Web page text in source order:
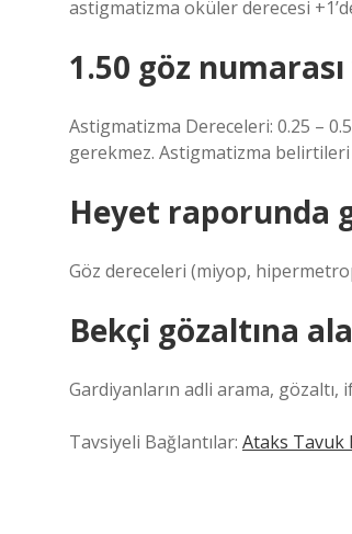
astigmatizma oküler derecesi
1.50 göz
Astigmatizma Dereceleri: 0.25 –
gerekmez. Astigmatizma
Heyet raporunda
Göz dereceleri (miyop,
Bekçi gözaltına
Gardiyanların adli arama,
Tavsiyeli Bağlantılar: Ataks Tavuk